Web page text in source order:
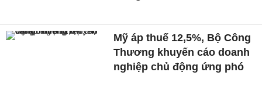
Mỹ áp thuế 12,5%, Bộ Công
Thương khuyến cáo doanh
nghiệp chủ động ứng phó